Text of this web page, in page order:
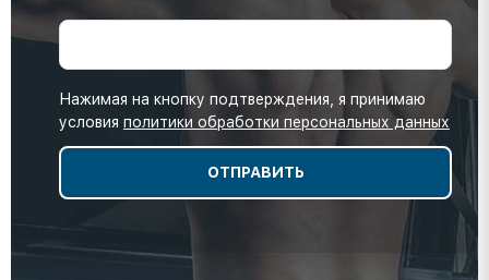
Нажимая на кнопку подтверждения, я принимаю
условия политики обработки персональных данных